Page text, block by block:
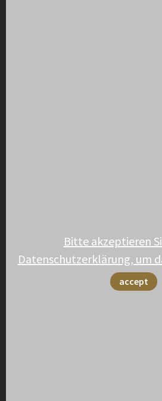
Bitte akzeptieren
Datenschutzerklärung, um
accept